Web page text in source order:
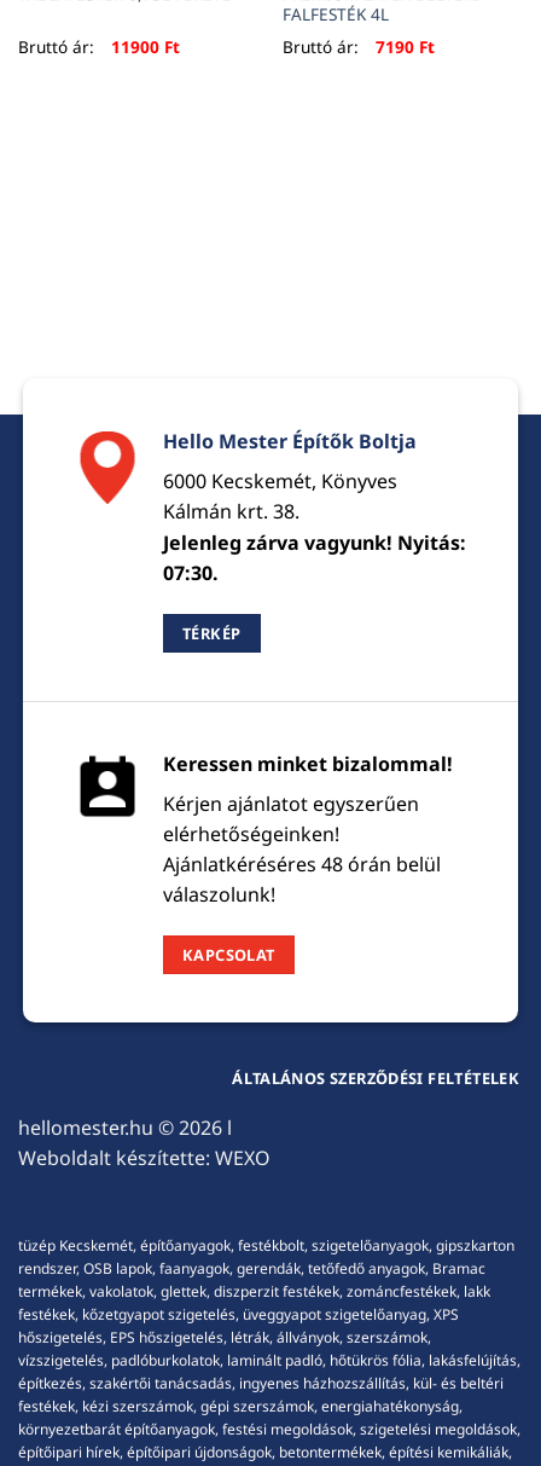
Bruttó ár: 11900 Ft
FALFESTÉK 4L
Bruttó ár:
7190 Ft
Hello Mester Építők Boltja
6000 Kecskemét, Könyves
Kálmán krt. 38.
Jelenleg zárva vagyunk! Nyitás:
07:30.
TÉRKÉP
Keressen minket bizalommal!
Kérjen ajánlatot egyszerűen
elérhetőségeinken!
Ajánlatkéréséres 48 órán belül
válaszolunk!
KAPCSOLAT
hellomester.hu © 2026 l
Weboldalt készítette: WEXO
ÁLTALÁNOS SZERZŐDÉSI FELTÉTELEK
tüzép Kecskemét, építőanyagok, festékbolt, szigetelőanyagok, gipszkarton
rendszer, OSB lapok, faanyagok, gerendák, tetőfedő anyagok, Bramac
termékek, vakolatok, glettek, diszperzit festékek, zománcfestékek, lakk
festékek, kőzetgyapot szigetelés, üveggyapot szigetelőanyag, XPS
hőszigetelés, EPS hőszigetelés, létrák, állványok, szerszámok,
vízszigetelés, padlóburkolatok, laminált padló, hőtükrös fólia, lakásfelújítás,
építkezés, szakértői tanácsadás, ingyenes házhozszállítás, kül- és beltéri
festékek, kézi szerszámok, gépi szerszámok, energiahatékonyság,
környezetbarát építőanyagok, festési megoldások, szigetelési megoldások,
építőipari hírek, építőipari újdonságok, betontermékek, építési kemikáliák,